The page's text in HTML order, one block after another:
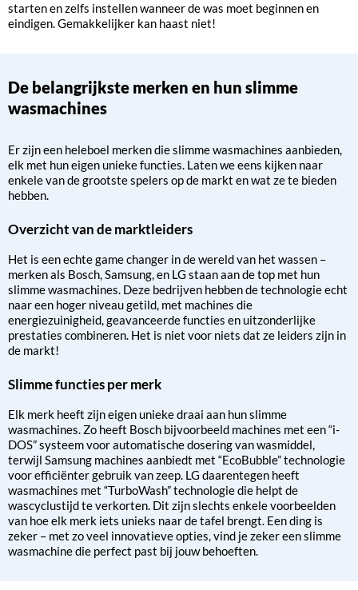
starten en zelfs instellen wanneer de was moet beginnen en
eindigen. Gemakkelijker kan haast niet!
De belangrijkste merken en hun slimme
wasmachines
Er zijn een heleboel merken die slimme wasmachines aanbieden,
elk met hun eigen unieke functies. Laten we eens kijken naar
enkele van de grootste spelers op de markt en wat ze te bieden
hebben.
Overzicht van de marktleiders
Het is een echte game changer in de wereld van het wassen –
merken als Bosch, Samsung, en LG staan aan de top met hun
slimme wasmachines. Deze bedrijven hebben de technologie echt
naar een hoger niveau getild, met machines die
energiezuinigheid, geavanceerde functies en uitzonderlijke
prestaties combineren. Het is niet voor niets dat ze leiders zijn in
de markt!
Slimme functies per merk
Elk merk heeft zijn eigen unieke draai aan hun slimme
wasmachines. Zo heeft Bosch bijvoorbeeld machines met een “i-
DOS” systeem voor automatische dosering van wasmiddel,
terwijl Samsung machines aanbiedt met “EcoBubble” technologie
voor efficiënter gebruik van zeep. LG daarentegen heeft
wasmachines met “TurboWash” technologie die helpt de
wascyclustijd te verkorten. Dit zijn slechts enkele voorbeelden
van hoe elk merk iets unieks naar de tafel brengt. Een ding is
zeker – met zo veel innovatieve opties, vind je zeker een slimme
wasmachine die perfect past bij jouw behoeften.